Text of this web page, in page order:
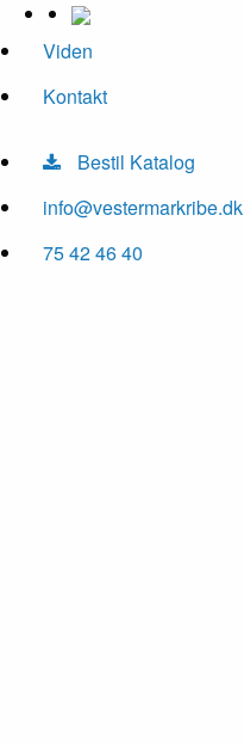
Viden
Kontakt
Bestil Katalog
info@vestermarkribe.dk
75 42 46 40